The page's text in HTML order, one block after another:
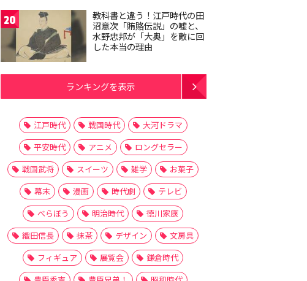
20
教科書と違う！江戸時代の田
沼意次「賄賂伝説」の嘘と、
水野忠邦が「大奥」を敵に回
した本当の理由
ランキングを表示
江戸時代 戦国時代
大河ドラマ
平安時代
アニメ
ロングセラー
戦国武将
スイーツ 雑学
お菓子
幕末
漫画 時代劇
テレビ
べらぼう
明治時代
徳川家康
織田信長
抹茶 デザイン
文房具
フィギュア
展覧会
鎌倉時代